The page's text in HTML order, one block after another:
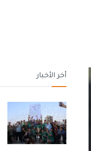
أخر الأخبار